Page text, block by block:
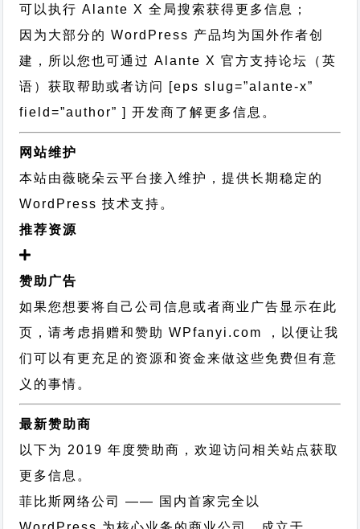
可以执行 Alante X 全局搜索获得更多信息；
因为大部分的 WordPress 产品均为国外作者创
建，所以您也可通过Alante X 官方支持论坛
（英
语）获取帮助或者访问 [eps slug=”alante-x”
field=”author” ] 开发商了解更多信息。
网站维护
本站由薇晓朵云平台接入维护，提供长期稳定的
WordPress 技术支持 。
推荐资源
赞助广告
如果您想要将自己公司信息或者商业广告显示在此
页，请考虑捐赠和赞助 WPfanyi.com ，以便让我
们可以有更充足的资源和资金来做这些免费但有意
义的事情。
最新赞助商
以下为 2019 年度赞助商，欢迎访问相关站点获取
更多信息。
菲比斯网络公司
—— 国内首家完全以